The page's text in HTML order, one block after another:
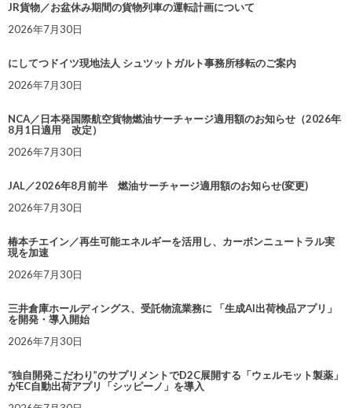
JR貨物／お盆休み期間の貨物列車の運転計画について
2026年7月30日
にしてつドイツ現地法人 シュツットガルト事務所移転のご案内
2026年7月30日
NCA／日本発国際航空貨物燃油サーチャージ適用額のお知らせ（2026年
8月1日適用 改定）
2026年7月30日
JAL／2026年8月前半 燃油サーチャージ適用額のお知らせ(変更)
2026年7月30日
椿本チエイン／再生可能エネルギーを活用し、カーボンニュートラル実
現を加速
2026年7月30日
三井倉庫ホールディングス、受託物流業務に 「生成AI出荷検品アプリ」
を開発・導入開始
2026年7月30日
“独自開発こだわり”のサプリメントでD2C展開する「ウェルモット製薬」
がEC自動出荷アプリ「シッピーノ」を導入